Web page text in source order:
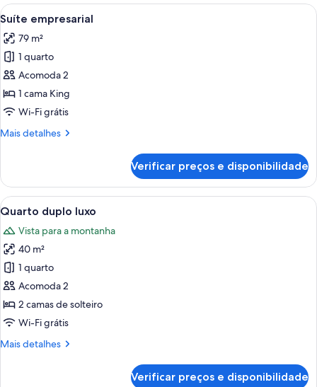
o
pátio
cama
vista
para
pátio
Carrega
todas
as
fotos
de
Suíte
empresarial
Quarto de hotel moderno com uma
11
Suíte empresarial
79 m²
1 quarto
Acomoda 2
1 cama King
Wi-Fi grátis
Mais detalhes
Mais
empresarial
Verificar preços e disponibilidade
Carrega
todas
as
fotos
de
Quarto
duplo
luxo
Quarto de hotel com duas camas,
2
Quarto duplo luxo
Vista para a montanha
40 m²
1 quarto
Acomoda 2
2 camas de solteiro
Wi-Fi grátis
Mais detalhes
Mais
Verificar preços e disponibilidade